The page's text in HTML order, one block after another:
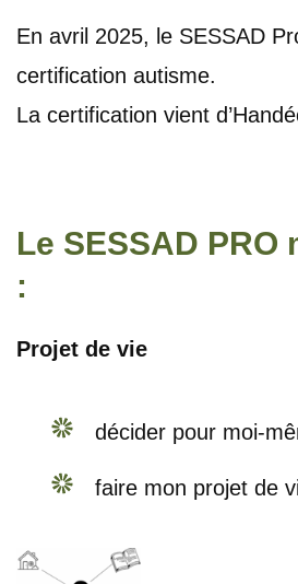
En avril 2025, le SESSAD
certification autisme.
La certification vient
Le SESSAD PRO
:
Projet de vie
décider pour moi-
faire mon projet de